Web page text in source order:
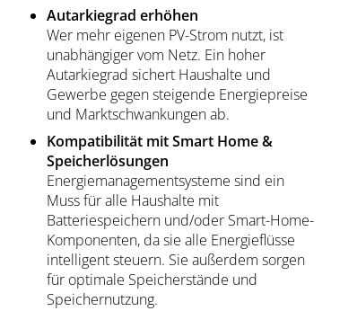
Autarkiegrad erhöhen
Wer mehr eigenen PV-Strom nutzt, ist
unabhängiger vom Netz. Ein hoher
Autarkiegrad sichert Haushalte und
Gewerbe gegen steigende Energiepreise
und Marktschwankungen ab.
Kompatibilität mit Smart Home &
Speicherlösungen
Energiemanagementsysteme sind ein
Muss für alle Haushalte mit
Batteriespeichern und/oder Smart-Home-
Komponenten, da sie alle Energieflüsse
intelligent steuern. Sie außerdem sorgen
für optimale Speicherstände und
Speichernutzung.